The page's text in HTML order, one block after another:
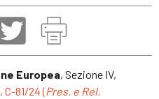
Europea, Sezione IV,
C-81/24 (Pres. e Rel.